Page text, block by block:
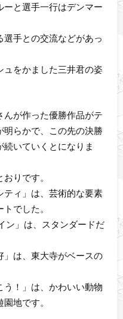
ーと選手一行はデンマー
手との交流などがあっ
ュをかました三井君の姿
が作った優勝作品がテ
明らかで、この先の決勝
いていくとになりま
りです。
ティ」は、芸術的な要素
でした。
ン」は、スタンダードだ
」は、東大寺がベースの
！」は、かわいい動物
地です。